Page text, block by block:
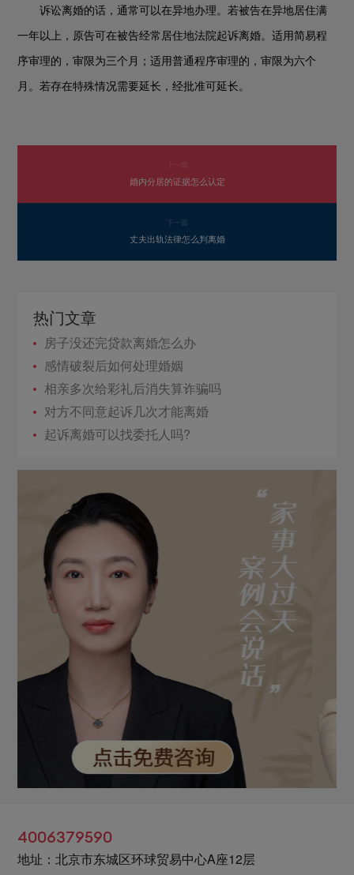
诉讼离婚的话，通常可以在异地办理。若被告在异地居住满
一年以上，原告可在被告经常居住地法院起诉离婚。适用简易程
序审理的，审限为三个月；适用普通程序审理的，审限为六个
月。若存在特殊情况需要延长，经批准可延长。
上一篇
婚内分居的证据怎么认定
下一篇
丈夫出轨法律怎么判离婚
热门文章
房子没还完贷款离婚怎么办
感情破裂后如何处理婚姻
相亲多次给彩礼后消失算诈骗吗
对方不同意起诉几次才能离婚
起诉离婚可以找委托人吗?
4006379590
地址：北京市东城区环球贸易中心A座12层